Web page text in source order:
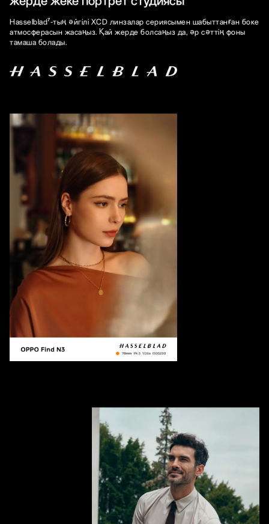
Hasselblad⁷-тың әйгілі XCD линзалар сериясымен шабыттанған боке
атмосферасын жасаңыз. Қай жерде болсаңыз да, әр сәттің фоны
тамаша болады.